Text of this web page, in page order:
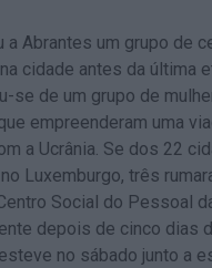
a Abrantes um grupo de
cidade antes da última
se de um grupo de
empreenderam uma
a Ucrânia. Se dos 22
Luxemburgo, três
Social do Pessoal
depois de cinco dias
no sábado junto a